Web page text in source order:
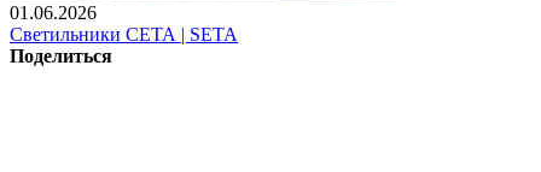
01.06.2026
Светильники СЕТА | SETA
Поделиться